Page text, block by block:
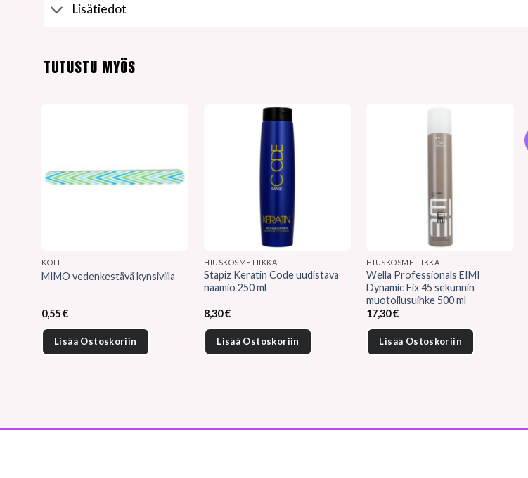
Lisätiedot
TUTUSTU MYÖS
KOTI
MIMO vedenkestävä kynsiviila
0,55€
Lisää Ostoskoriin
HIUSKOSMETIIKKA
Stapiz Keratin Code uudistava
naamio 250 ml
8,30€
Lisää Ostoskoriin
HIUSKOSMETIIKKA
Wella Professionals EIMI
Dynamic Fix 45 sekunnin
muotoilusuihke 500 ml
17,30€
Lisää Ostoskoriin